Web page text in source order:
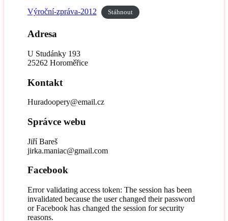
Výroční-zpráva-2012 Stáhnout
Adresa
U Studánky 193
25262 Horoměřice
Kontakt
Huradoopery@email.cz
Správce webu
Jiří Bareš
jirka.maniac@gmail.com
Facebook
Error validating access token: The session has been
invalidated because the user changed their password
or Facebook has changed the session for security
reasons.